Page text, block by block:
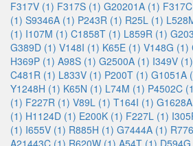
F317V (1) F317S (1) G20201A (1)
(1) S9346A (1) P243R (1) R25L (1)
(1) I107M (1) C1858T (1) L859R (1)
G389D (1) V148I (1) K65E (1) V148G (1)
H369P (1) A98S (1) G2500A (1) I349V (1)
C481R (1) L833V (1) P200T (1) G1051A
Y1248H (1) K65N (1) L74M (1) P4502C
(1) F227R (1) V89L (1) T164I (1)
(1) H1124D (1) E200K (1) F227L (1)
(1) I655V (1) R885H (1) G7444A (1)
A21443C (1) R620W (1) A54T (1)